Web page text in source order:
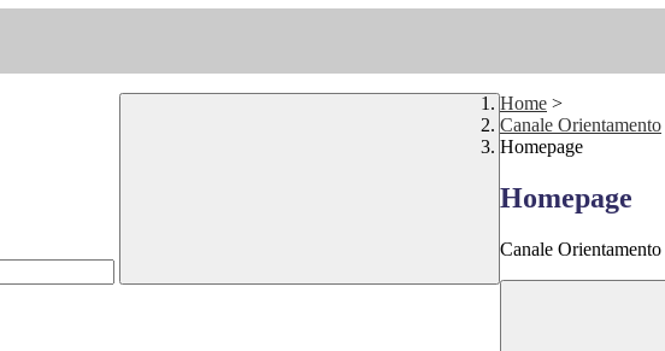
Home >
Canale Orientamento
Homepage
Homepage
Canale Orientamento